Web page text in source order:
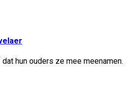
hun ouders ze mee meenamen.